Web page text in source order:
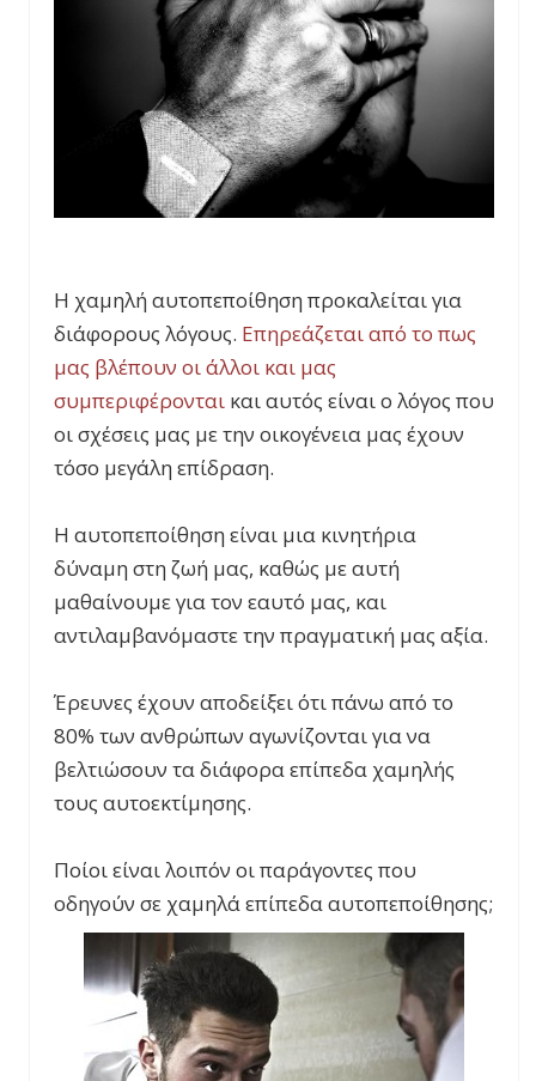
Η χαμηλή αυτοπεποίθηση προκαλείται για
διάφορους λόγους. Επηρεάζεται από το πως
μας βλέπουν οι άλλοι και μας
συμπεριφέρονται και αυτός είναι ο λόγος που
οι σχέσεις μας με την οικογένεια μας έχουν
τόσο μεγάλη επίδραση.
Η αυτοπεποίθηση είναι μια κινητήρια
δύναμη στη ζωή μας, καθώς με αυτή
μαθαίνουμε για τον εαυτό μας, και
αντιλαμβανόμαστε την πραγματική μας αξία.
Έρευνες έχουν αποδείξει ότι πάνω από το
80% των ανθρώπων αγωνίζονται για να
βελτιώσουν τα διάφορα επίπεδα χαμηλής
τους αυτοεκτίμησης.
Ποίοι είναι λοιπόν οι παράγοντες που
οδηγούν σε χαμηλά επίπεδα αυτοπεποίθησης;